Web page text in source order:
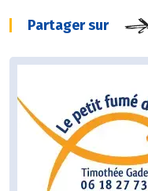
Partager sur